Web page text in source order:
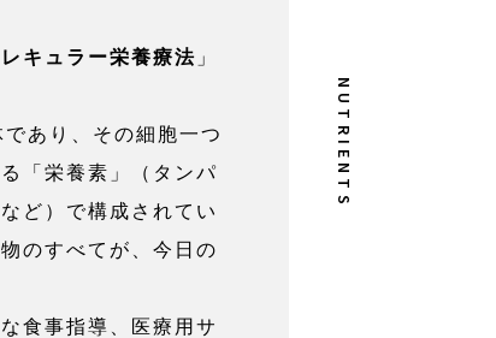
キュラー栄養療法 」
あり、その細胞一つ
「栄養素」（タンパ
ど）で構成されてい
のすべてが、今日の
食事指導、医療用サ